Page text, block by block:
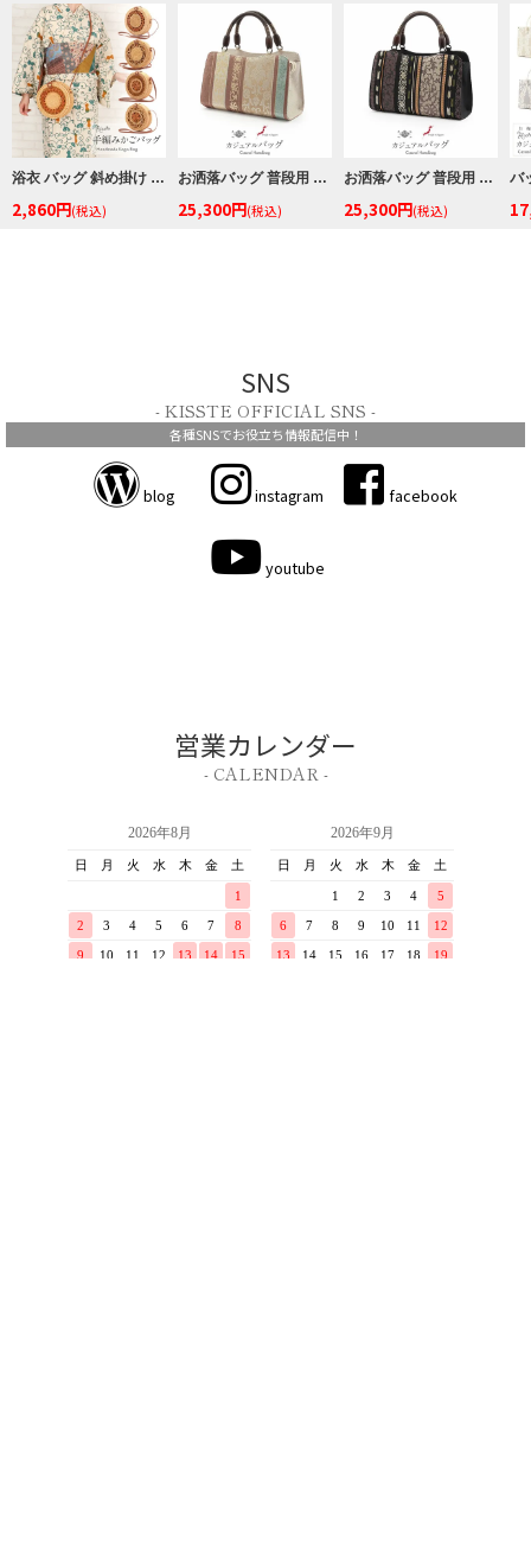
浴衣 バッグ 斜め掛け かご巾着 浴衣 バッグ レディース 和柄 黒かご 茶かご 浴衣バッグ 浴衣バック かごバック カゴ 籠 巾着 ベトナムバッグ
2,860円(税込)
お洒落バッグ 普段用 華三彩 博多織 博多 絹 ベージュ 赤茶 ローズブラウン 緑 茶 縞 アラベスク 唐花 日本製
25,300円(税込)
お洒落バッグ 普段用 華三彩 博多織 博多 絹 黒 ベージュ 濃紫 橙 縞 唐花 矢絣 日本製 おしゃれ 伝統工芸品 カジュアル
25,300円(税込)
SNS
- KISSTE OFFICIAL SNS -
各種SNSでお役立ち情報配信中！
blog instagram facebook
youtube
営業カレンダー
- CALENDAR -